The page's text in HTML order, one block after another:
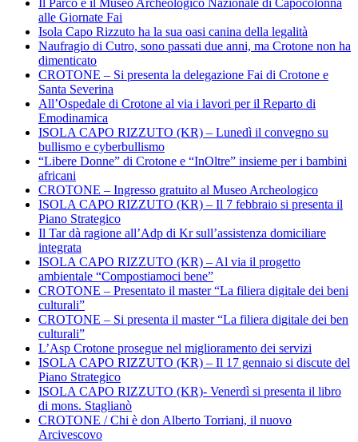
alle Giornate Fai
Isola Capo Rizzuto ha la sua oasi canina della legalità
Naufragio di Cutro, sono passati due anni, ma Crotone non ha
dimenticato
CROTONE – Si presenta la delegazione Fai di Crotone e
Santa Severina
All’Ospedale di Crotone al via i lavori per il Reparto di
Emodinamica
ISOLA CAPO RIZZUTO (KR) – Lunedì il convegno su
bullismo e cyberbullismo
“Libere Donne” di Crotone e “InOltre” insieme per i bambini
africani
CROTONE – Ingresso gratuito al Museo Archeologico
ISOLA CAPO RIZZUTO (KR) – Il 7 febbraio si presenta il
Piano Strategico
Il Tar dà ragione all’Adp di Kr sull’assistenza domiciliare
integrata
ISOLA CAPO RIZZUTO (KR) – Al via il progetto
ambientale “Compostiamoci bene”
CROTONE – Presentato il master “La filiera digitale dei beni
culturali”
CROTONE – Si presenta il master “La filiera digitale dei ben
culturali”
L’Asp Crotone prosegue nel miglioramento dei servizi
ISOLA CAPO RIZZUTO (KR) – Il 17 gennaio si discute del
Piano Strategico
ISOLA CAPO RIZZUTO (KR)- Venerdì si presenta il libro
di mons. Staglianò
CROTONE / Chi è don Alberto Torriani, il nuovo
Arcivescovo